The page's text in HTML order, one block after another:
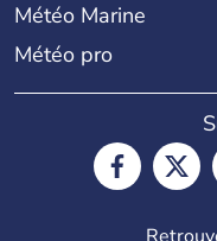
Météo Marine
Météo pro